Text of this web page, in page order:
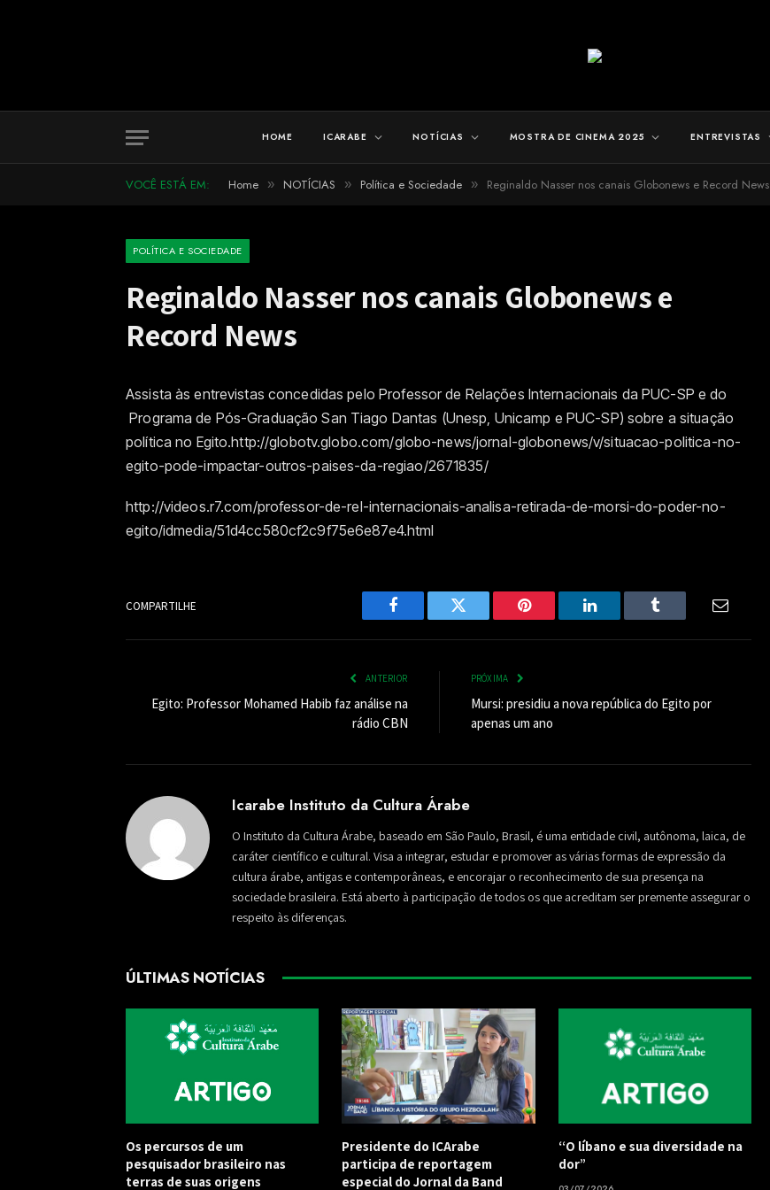
HOME ICARABE NOTÍCIAS MOSTRA DE CINEMA 2025 ENTREVISTAS
VOCÊ ESTÁ EM: Home » NOTÍCIAS » Política e Sociedade » Reginaldo Nasser nos canais Globonews e Record News
POLÍTICA E SOCIEDADE
Reginaldo Nasser nos canais Globonews e
Record News
Assista às entrevistas concedidas pelo Professor de Relações Internacionais da PUC-SP e do
Programa de Pós-Graduação San Tiago Dantas (Unesp, Unicamp e PUC-SP) sobre a situação
política no Egito.http://globotv.globo.com/globo-news/jornal-globonews/v/situacao-politica-no-
egito-pode-impactar-outros-paises-da-regiao/2671835/
http://videos.r7.com/professor-de-rel-internacionais-analisa-retirada-de-morsi-do-poder-no-
egito/idmedia/51d4cc580cf2c9f75e6e87e4.html
COMPARTILHE
Facebook Twitter Pinterest LinkedIn Tumblr
ANTERIOR
Egito: Professor Mohamed Habib faz análise na
rádio CBN
PRÓXIMA
Mursi: presidiu a nova república do Egito por
apenas um ano
Icarabe Instituto da Cultura Árabe
O Instituto da Cultura Árabe, baseado em São Paulo, Brasil, é uma entidade civil, autônoma, laica, de
caráter científico e cultural. Visa a integrar, estudar e promover as várias formas de expressão da
cultura árabe, antigas e contemporâneas, e encorajar o reconhecimento de sua presença na
sociedade brasileira. Está aberto à participação de todos os que acreditam ser premente assegurar o
respeito às diferenças.
ÚLTIMAS NOTÍCIAS
Os percursos de um
pesquisador brasileiro nas
terras de suas origens
Presidente do ICArabe
participa de reportagem
especial do Jornal da Band
“O líbano e sua diversidade na
dor”